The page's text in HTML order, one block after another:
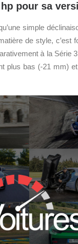
pour sa
simple
de style, c’est
à la Série
plus bas (-21 mm)